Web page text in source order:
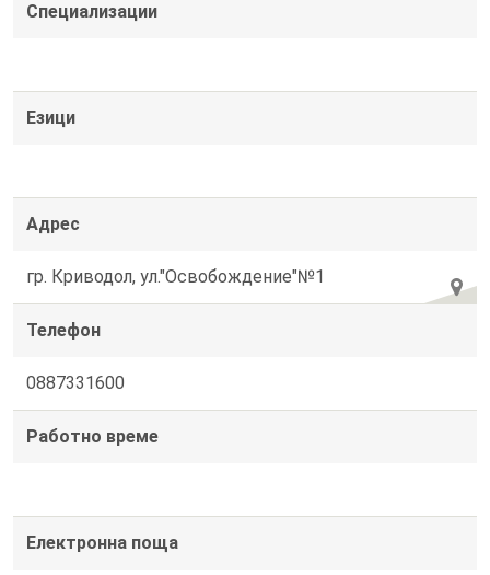
Специализации
Езици
Адрес
гр. Криводол, ул."Освобождение"№1
Телефон
0887331600
Работно време
Електронна поща